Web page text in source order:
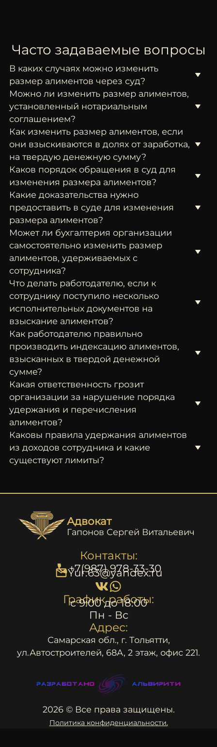
Часто задаваемые вопросы
В каких случаях можно изменить
размер алиментов через суд?
Можно ли изменить размер алиментов,
установленный нотариальным
соглашением?
Как изменить размер алиментов, если
они взыскиваются в долях от заработка,
на твердую денежную сумму?
Каков порядок обращения в суд для
изменения размера алиментов?
Какие доказательства нужно
предоставить в суде для изменения
размера алиментов?
Может ли бухгалтерия организации
самостоятельно изменить размер
алиментов, удерживаемых с
сотрудника?
Что делать работодателю, если к
сотруднику поступило несколько
исполнительных документов на
взыскание алиментов?
Как работодателю правильно
производить индексацию алиментов,
взысканных в твердой денежной
сумме?
Какая ответственность грозит
организации за нарушение порядка
удержания и перечисления
алиментов?
Каковы правила удержания алиментов
из доходов сотрудника и какие
существуют лимиты?
Контакты:
+7(987) 978-33-30
Yur.63@yandex.ru
График работы:
c 9:00 до 18:00
Пн - Вс
Адрес:
Самарская обл., г. Тольятти,
ул.Автостроителей, 68А, 2 этаж, офис 221.
Адвокат
Гапонов Сергей Витальевич
2026 © Все права защищены.
Политика конфиденциальности.